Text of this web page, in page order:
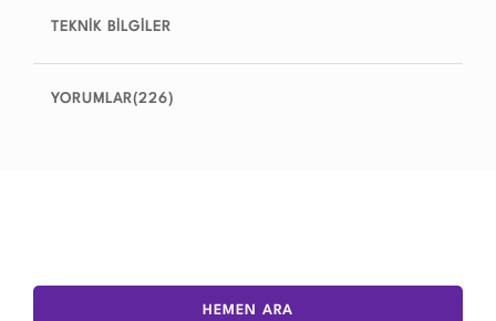
TEKNİK BİLGİLER
YORUMLAR(226)
HEMEN ARA